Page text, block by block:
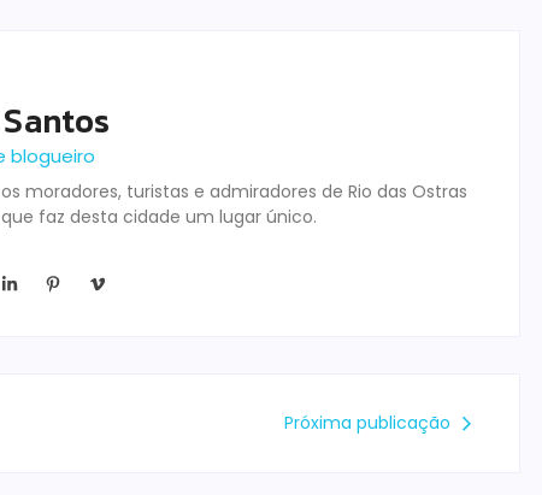
blogueiro
moradores, turistas e admiradores de Rio das Ostras
faz desta cidade um lugar único.
Próxima publicação